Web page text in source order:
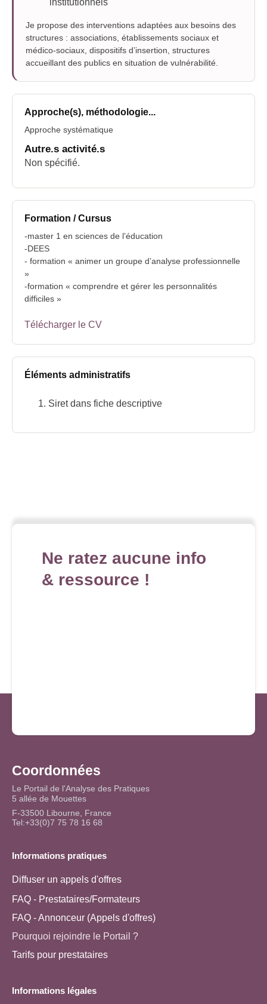
Je propose des interventions adaptées aux besoins des
structures : associations, établissements sociaux et
médico-sociaux, dispositifs d’insertion, structures
accueillant des publics en situation de vulnérabilité.
Approche(s), méthodologie...
Approche systématique
Autre.s activité.s
Non spécifié.
Formation / Cursus
-master 1 en sciences de l’éducation
-DEES
- formation « animer un groupe d’analyse professionnelle
»
-formation « comprendre et gérer les personnalités
difficiles »
Télécharger le CV
Éléments administratifs
Siret dans fiche descriptive
Ne ratez aucune info
& ressource !
Coordonnées
Le Portail de l'Analyse des Pratiques
5 allée de Mouettes
F-33500 Libourne, France
Tel:+33(0)7 75 78 16 68
Informations pratiques
Diffuser un appels d'offres
FAQ - Prestataires/Formateurs
FAQ - Annonceur (Appels d'offres)
Pourquoi rejoindre le Portail ?
Tarifs pour prestataires
Informations légales